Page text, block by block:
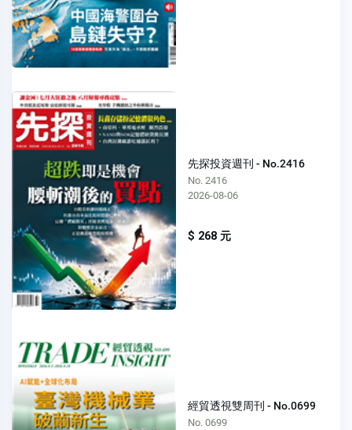
先探投資週刊 - No.2416
No. 2416
2026-08-06
$ 268 元
經貿透視雙周刊 - No.0699
No. 0699